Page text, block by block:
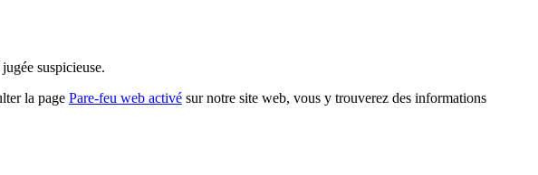
suspicieuse.
la page Pare-feu web activé sur notre site web, vous y trouverez des informations